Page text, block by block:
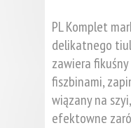
PL Komplet
delikatnego
zawiera
fiszbinami,
wiązany na
efektowne